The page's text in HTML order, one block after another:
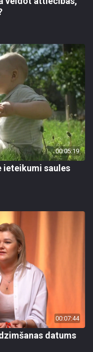
00:05:19
ieteikumi saules
00:07:44
datums